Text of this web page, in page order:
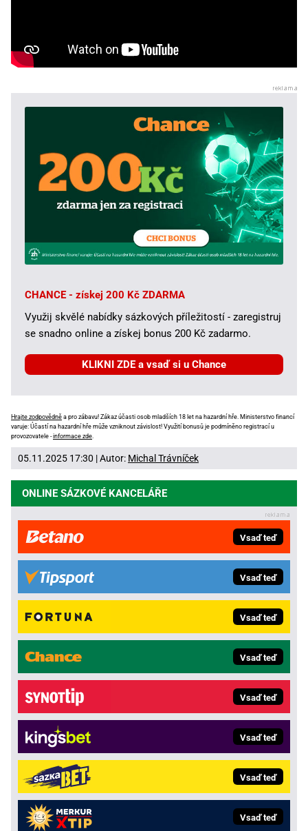
CHANCE - získej 200 Kč ZDARMA
Využij skvělé nabídky sázkových příležitostí - zaregistruj
se snadno online a získej bonus 200 Kč zadarmo.
KLIKNI ZDE a vsaď si u Chance
Hrajte zodpovědně a pro zábavu! Zákaz účasti osob mladších 18 let na hazardní hře. Ministerstvo financí
varuje: Účastí na hazardní hře může vzniknout závislost! Využití bonusů je podmíněno registrací u
provozovatele -informace zde.
05.11.2025 17:30 | Autor: Michal Trávníček
ONLINE SÁZKOVÉ KANCELÁŘE
Vsaď teď
Vsaď teď
Vsaď teď
Vsaď teď
Vsaď teď
Vsaď teď
Vsaď teď
Vsaď teď